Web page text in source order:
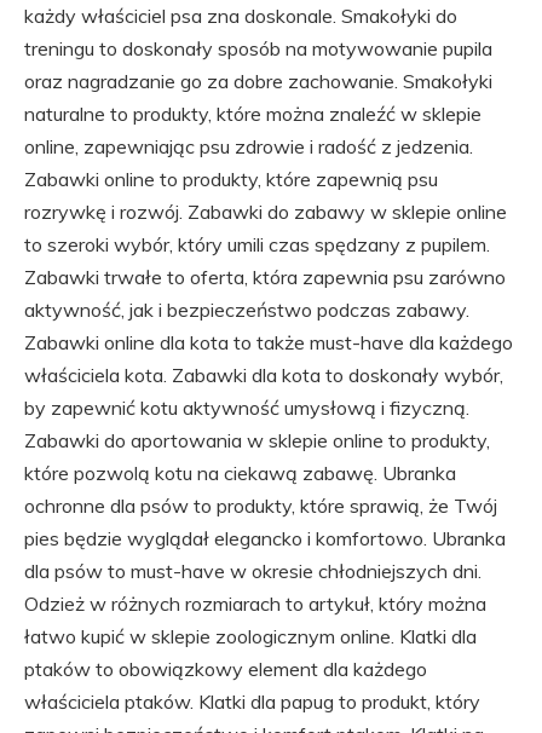
każdy właściciel psa zna doskonale. Smakołyki do
treningu to doskonały sposób na motywowanie pupila
oraz nagradzanie go za dobre zachowanie. Smakołyki
naturalne to produkty, które można znaleźć w sklepie
online, zapewniając psu zdrowie i radość z jedzenia.
Zabawki online to produkty, które zapewnią psu
rozrywkę i rozwój. Zabawki do zabawy w sklepie online
to szeroki wybór, który umili czas spędzany z pupilem.
Zabawki trwałe to oferta, która zapewnia psu zarówno
aktywność, jak i bezpieczeństwo podczas zabawy.
Zabawki online dla kota to także must-have dla każdego
właściciela kota. Zabawki dla kota to doskonały wybór,
by zapewnić kotu aktywność umysłową i fizyczną.
Zabawki do aportowania w sklepie online to produkty,
które pozwolą kotu na ciekawą zabawę. Ubranka
ochronne dla psów to produkty, które sprawią, że Twój
pies będzie wyglądał elegancko i komfortowo. Ubranka
dla psów to must-have w okresie chłodniejszych dni.
Odzież w różnych rozmiarach to artykuł, który można
łatwo kupić w sklepie zoologicznym online. Klatki dla
ptaków to obowiązkowy element dla każdego
właściciela ptaków. Klatki dla papug to produkt, który